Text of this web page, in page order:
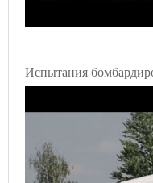
Испытания